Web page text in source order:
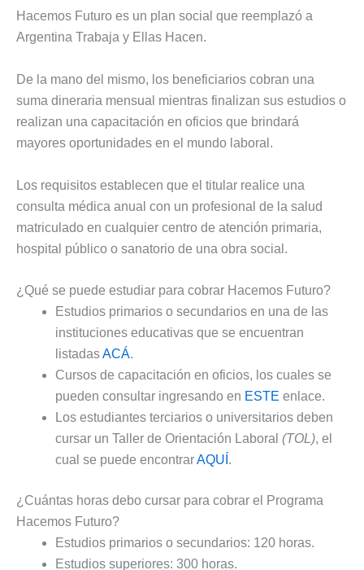
Hacemos Futuro es un plan social que reemplazó a
Argentina Trabaja y Ellas Hacen.
De la mano del mismo, los beneficiarios cobran una
suma dineraria mensual mientras finalizan sus estudios o
realizan una capacitación en oficios que brindará
mayores oportunidades en el mundo laboral.
Los requisitos establecen que el titular realice una
consulta médica anual con un profesional de la salud
matriculado en cualquier centro de atención primaria,
hospital público o sanatorio de una obra social.
¿Qué se puede estudiar para cobrar Hacemos Futuro?
Estudios primarios o secundarios en una de las
instituciones educativas que se encuentran
listadasACÁ.
Cursos de capacitación en oficios, los cuales se
pueden consultar ingresando en ESTE enlace.
Los estudiantes terciarios o universitarios deben
cursar un Taller de Orientación Laboral (TOL), el
cual se puede encontrarAQUÍ .
¿Cuántas horas debo cursar para cobrar el Programa
Hacemos Futuro?
Estudios primarios o secundarios: 120 horas.
Estudios superiores: 300 horas.